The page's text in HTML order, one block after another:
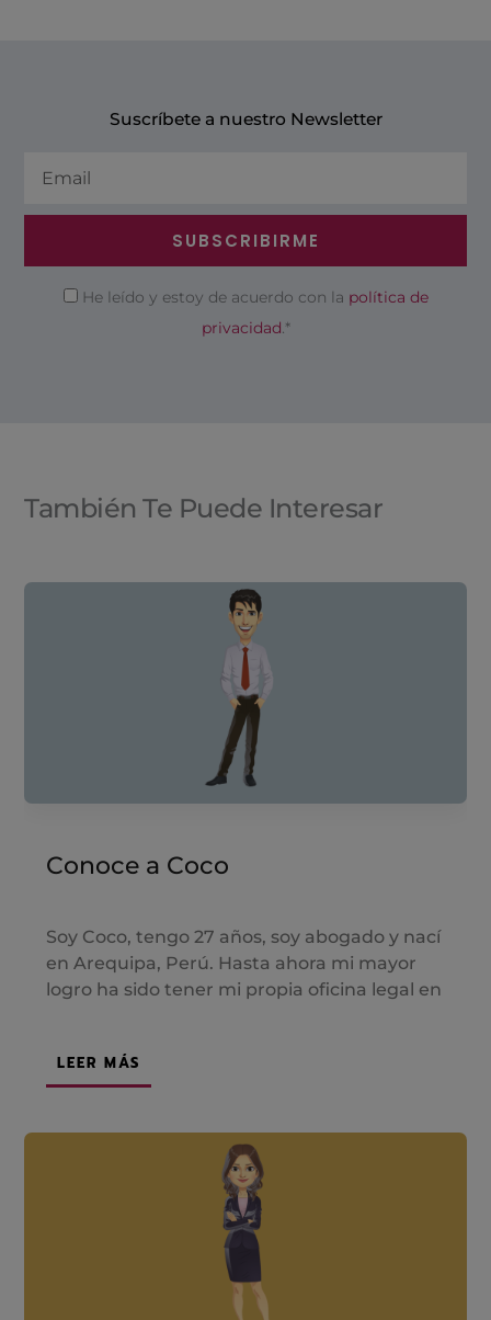
Suscríbete a nuestro Newsletter
PrivacidadHe leído y estoy de acuerdo con la política de
privacidad.*
SUBSCRIBIRME
También Te Puede Interesar
Conoce a Coco
Soy Coco, tengo 27 años, soy abogado y nací
en Arequipa, Perú. Hasta ahora mi mayor
logro ha sido tener mi propia oficina legal en
LEER MÁS